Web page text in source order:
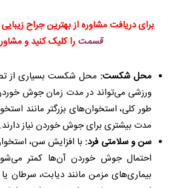
برای دریافت مشاوره از بهترین جراح
قسمت را کلیک کنید و
محل شکست: محل شکست بسیاری از
ورزشی می‌تواند در مدت زمان جوش خوردن
طور کلی، استخوان‌های بزرگتر مانند
مدت بیشتری برای جوش خوردن نیاز دارند.
سن و سلامتی فرد: با افزایش سن،
احتمال جوش خوردن آن‌ها کمتر
بیماری‌های مزمن مانند دیابت، سرطان